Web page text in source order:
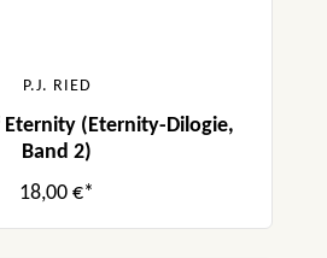
P.J. RIED
Eternity (Eternity-Dilogie,
Band 2)
18,00 €*